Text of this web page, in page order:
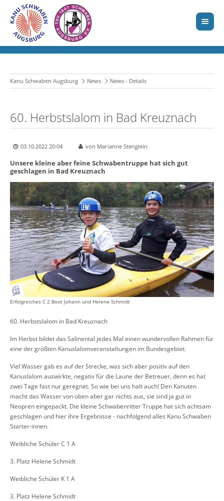
Kanu Schwaben Augsburg News News - Details
60. Herbstslalom in Bad Kreuznach
03.10.2022 20:04 von Marianne Stenglein
Unsere kleine aber feine Schwabentruppe hat sich gut
geschlagen in Bad Kreuznach
Erfolgreiches C 2 Boot Johann und Helene Schmidt
60. Herbstslalom in Bad Kreuznach
Im Herbst bildet das Salinental jedes Mal einen wundervollen Rahmen für
eine der größten Kanuslalomveranstaltungen im Bundesgebiet.
Viel Wasser gab es auf der Strecke, was sich aber positiv auf den
Kanuslalom auswirkte, negativ für die Laune der Betreuer, denn es hat
zwei Tage fast nur geregnet. So wie bei uns halt auch! Den Kanuten
macht das Wasser von oben aber gar nichts aus, sie sind ja gut in
Neopren eingepackt. Die kleine Schwabenritter Truppe hat sich achtsam
geschlagen und hier ihre Ergebnisse - nachfolgend alles Kanu Schwaben
Starter-innen.
Weibliche Schüler C 1 A
3. Platz Helene Schmidt
Weibliche Schüler K 1 A
3. Platz Helene Schmidt